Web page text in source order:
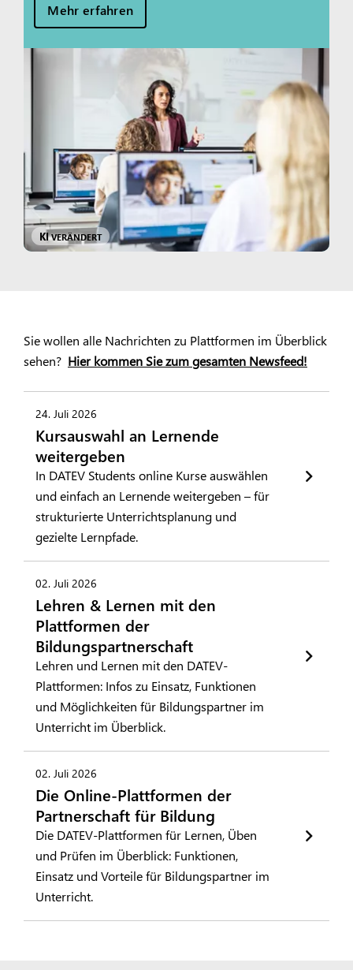
Mehr erfahren
KIVERÄNDERT
Sie wollen alle Nachrichten zu Plattformen im Überblick
sehen? Hier kommen Sie zum gesamten Newsfeed!
24. Juli 2026
Kursauswahl an Lernende
weitergeben
In DATEV Students online Kurse auswählen
und einfach an Lernende weitergeben – für
strukturierte Unterrichtsplanung und
gezielte Lernpfade.
02. Juli 2026
Lehren & Lernen mit den
Plattformen der
Bildungspartnerschaft
Lehren und Lernen mit den DATEV-
Plattformen: Infos zu Einsatz, Funktionen
und Möglichkeiten für Bildungspartner im
Unterricht im Überblick.
02. Juli 2026
Die Online-Plattformen der
Partnerschaft für Bildung
Die DATEV-Plattformen für Lernen, Üben
und Prüfen im Überblick: Funktionen,
Einsatz und Vorteile für Bildungspartner im
Unterricht.